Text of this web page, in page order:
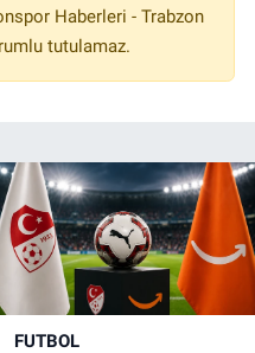
Haberleri - Trabzon
tutulamaz.
FUTBOL